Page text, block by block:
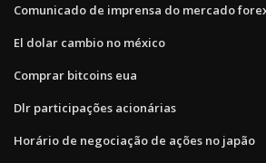
Comunicado de imprensa do mercado
El dolar cambio no méxico
Comprar bitcoins eua
Dlr participações acionárias
Horário de negociação de ações no japão